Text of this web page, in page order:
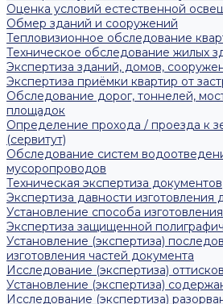
Оценка условий естественной
Обмер зданий и сооружений
Тепловизионное обследование
Техническое обследование жилых
Экспертиза зданий, домов,
Экспертиза приёмки квартир от
Обследование дорог, тоннелей,
площадок
Определение прохода / проезда к
(сервитут)
Обследование систем
мусоропроводов
Техническая экспертиза документов
Экспертиза давности изготовления
Установление способа
Экспертиза защищенной
Установление (экспертиза)
изготовления частей документа
Исследование (экспертиза)
Установление (экспертиза)
Исследование (экспертиза)